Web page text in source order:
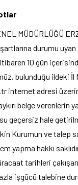
MÜDÜRLÜĞÜ
durumu uyan
10 gün
bulunduğu ildeki İl
internet adresi
belge verenlerin
geçersiz hale
Kurumun ve talep
yapma hakkı
tarihleri
işgücü talebine